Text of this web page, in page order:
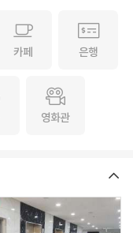
카페 은행
영화관